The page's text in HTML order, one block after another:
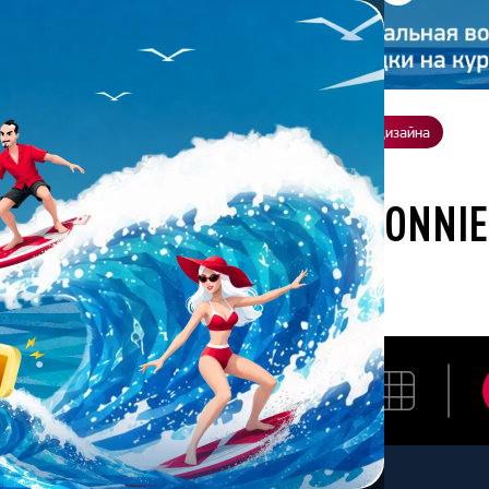
Заказать презентацию Студия дизайна
студией Bonnie&Slide для Seendex
СТУДИЕЙ